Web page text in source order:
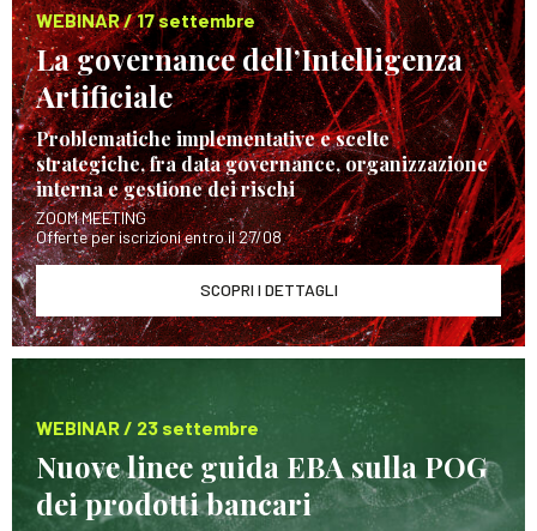
WEBINAR / 17 settembre
La governance dell’Intelligenza
Artificiale
Problematiche implementative e scelte
strategiche, fra data governance, organizzazione
interna e gestione dei rischi
ZOOM MEETING
Offerte per iscrizioni entro il 27/08
SCOPRI I DETTAGLI
WEBINAR / 23 settembre
Nuove linee guida EBA sulla POG
dei prodotti bancari